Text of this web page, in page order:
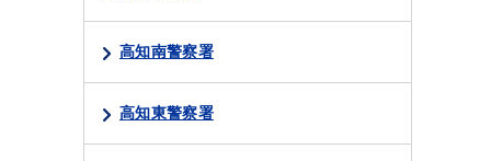
高知南警察署
高知東警察署